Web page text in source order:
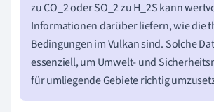
zu CO_2 oder SO_2 zu H_2S kann
Informationen darüber liefern, wie die
Bedingungen im Vulkan sind. Solche
essenziell, um Umwelt- und
für umliegende Gebiete richtig